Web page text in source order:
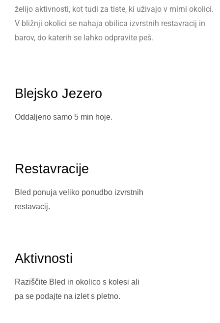
želijo aktivnosti, kot tudi za tiste, ki uživajo v mirni okolici.
V bližnji okolici se nahaja obilica izvrstnih restavracij in
barov, do katerih se lahko odpravite peš.
Blejsko Jezero
Oddaljeno samo 5 min hoje.
Restavracije
Bled ponuja veliko ponudbo izvrstnih
restavacij.
Aktivnosti
Raziščite Bled in okolico s kolesi ali
pa se podajte na izlet s pletno.